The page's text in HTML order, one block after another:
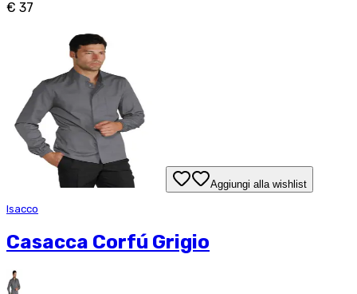
€ 37
Aggiungi alla wishlist
Isacco
Casacca Corfú Grigio